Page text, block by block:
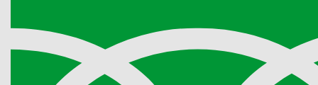
個人情報の取
託を行う場合
え、安全レベ
(個人情報提
保証期間内の
保証期間を過
い上げ日を証
料も含みます
するものとし